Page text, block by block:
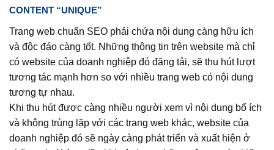
CONTENT “UNIQUE”
Trang web chuẩn SEO phải chứa nội dung càng hữu ích
và độc đáo càng tốt. Những thông tin trên website mà chỉ
có website của doanh nghiệp đó đăng tải, sẽ thu hút lượt
tương tác mạnh hơn so với nhiều trang web có nội dung
tương tự nhau.
Khi thu hút được càng nhiều người xem vì nội dung bổ ích
và không trùng lặp với các trang web khác, website của
doanh nghiệp đó sẽ ngày càng phát triển và xuất hiện ở